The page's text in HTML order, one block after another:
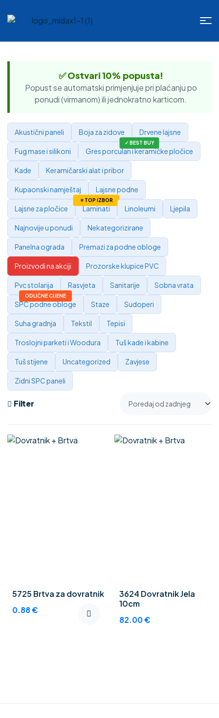
✅ Ostvari 10% popusta!
Popust se automatski primjenjuje pri plaćanju po
ponudi (virmanom) ili jednokratno karticom.
Akustični paneli Boja za zidove Drvene lajsne
Fug mase i silikoni Gres porculan i keramičke pločice
Kade Keramičarski alat i pribor
Kupaonski namještaj Lajsne podne
Lajsne za pločice Laminati Linoleumi Ljepila
Najnovije u ponudi Nekategorizirane
Panelna ograda Premazi za podne obloge
Proizvodi na akciji Prozorske klupice PVC
Pvc stolarija Rasvjeta Sanitarije Sobna vrata
SPC podne obloge Staze Sudoperi
Suha gradnja Tekstil Tepisi
Troslojni parketi i Woodura Tuš kade i kabine
Tuš stijene Uncategorized Zavjese
Zidni SPC paneli
Filter
5725 Brtva za dovratnik
0.88€
3624 Dovratnik Jela
10cm
82.00€